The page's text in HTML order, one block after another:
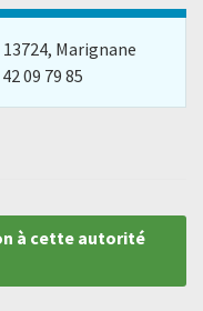
Marignane
09 79 85
à cette autorité